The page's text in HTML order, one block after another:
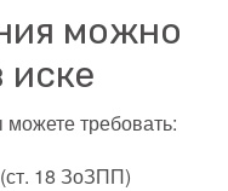
можно
иске
требовать:
(ст. 18 ЗоЗПП)